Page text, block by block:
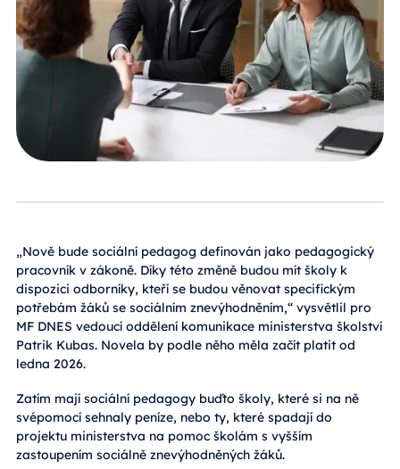
„Nově bude sociální pedagog definován jako pedagogický
pracovník v zákoně. Díky této změně budou mít školy k
dispozici odborníky, kteří se budou věnovat specifickým
potřebám žáků se sociálním znevýhodněním,“ vysvětlil pro
MF DNES vedoucí oddělení komunikace ministerstva školství
Patrik Kubas. Novela by podle něho měla začít platit od
ledna 2026.
Zatím mají sociální pedagogy buďto školy, které si na ně
svépomocí sehnaly peníze, nebo ty, které spadají do
projektu ministerstva na pomoc školám s vyšším
zastoupením sociálně znevýhodněných žáků.